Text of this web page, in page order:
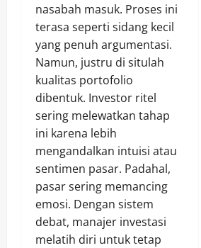
nasabah masuk. Proses ini
terasa seperti sidang kecil
yang penuh argumentasi.
Namun, justru di situlah
kualitas portofolio
dibentuk. Investor ritel
sering melewatkan tahap
ini karena lebih
mengandalkan intuisi atau
sentimen pasar. Padahal,
pasar sering memancing
emosi. Dengan sistem
debat, manajer investasi
melatih diri untuk tetap